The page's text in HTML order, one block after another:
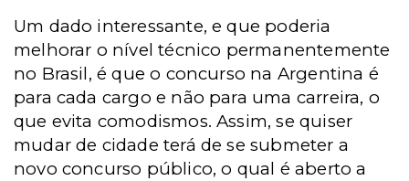
Um dado interessante, e que poderia
melhorar o nível técnico permanentemente
no Brasil, é que o concurso na Argentina é
para cada cargo e não para uma carreira, o
que evita comodismos. Assim, se quiser
mudar de cidade terá de se submeter a
novo concurso público, o qual é aberto a